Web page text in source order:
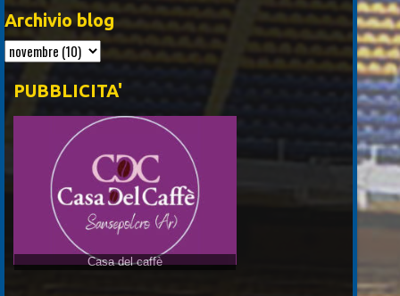
Archivio blog
PUBBLICITA'
Casa del caffè